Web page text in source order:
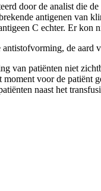
door de analist die
antigenen van
C echter. Er kon
de aard
van patiënten niet
moment voor de
naast het